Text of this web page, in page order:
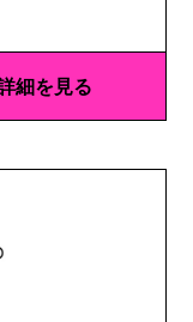
細を見る